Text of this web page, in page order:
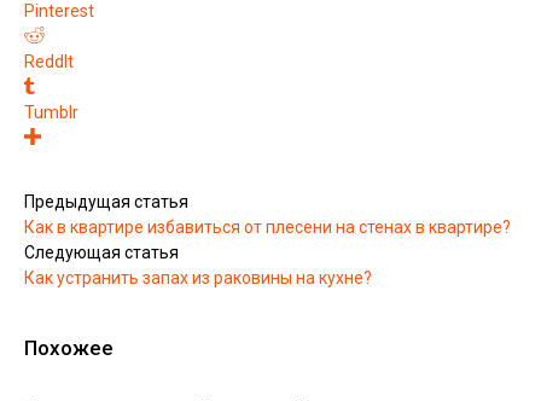
Pinterest
ReddIt
Tumblr
Предыдущая статья
Как в квартире избавиться от плесени на стенах в квартире?
Следующая статья
Как устранить запах из раковины на кухне?
Похожее